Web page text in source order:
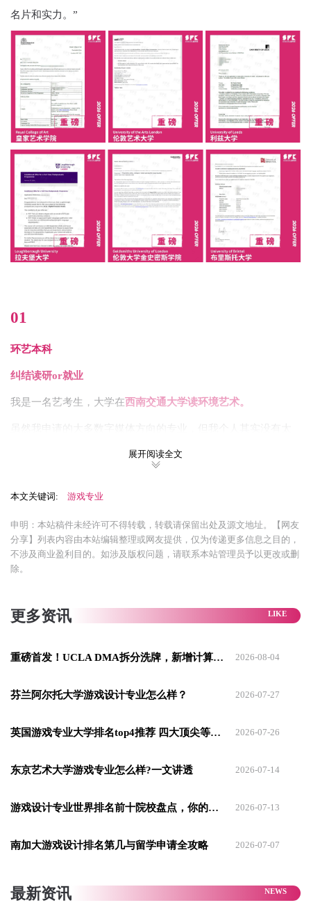
名片和实力。”
01
环艺本科
纠结读研or就业
我是一名艺考生，大学在西南交通大学读环境艺术。
多跨专业的感觉。因为课程里的三维软件训练、空间叙事逻
而我真正被点燃的瞬间，是从接触手游到大型独立游戏时，原
那一刻我确定：游戏设计，就是我想做的交互艺术。
相比较跨专业，我更纠结的是读研还是直接找工作。
达。
想试试自己的想法运用到实际项目中会是什么效果。
展开阅读全文
本文关键词: 游戏专业
申明：本站稿件未经许可不得转载，转载请保留出处及源文地址。【网友
分享】列表内容由本站编辑整理或网友提供，仅为传递更多信息之目的，
不涉及商业盈利目的。如涉及版权问题，请联系本站管理员予以更改或删
除。
更多资讯
重磅首发！UCLA DMA拆分洗牌，新增计算艺术/设计/游戏3个独立专业 2026-08-04
芬兰阿尔托大学游戏设计专业怎么样？ 2026-07-27
英国游戏专业大学排名top4推荐 四大顶尖等你选 2026-07-26
东京艺术大学游戏专业怎么样?一文讲透 2026-07-14
游戏设计专业世界排名前十院校盘点，你的梦想起航地 2026-07-13
南加大游戏设计排名第几与留学申请全攻略 2026-07-07
最新资讯